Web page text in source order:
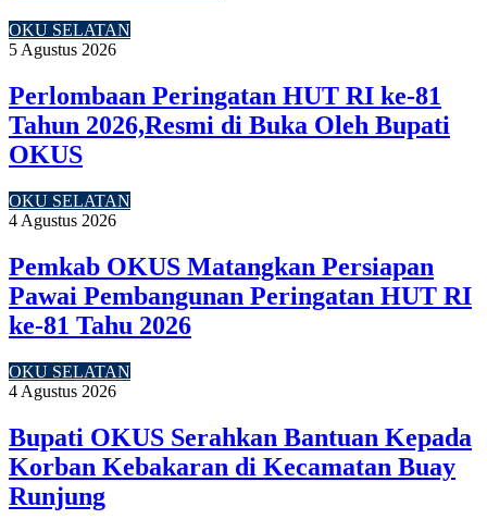
OKU SELATAN
5 Agustus 2026
Perlombaan Peringatan HUT RI ke-81
Tahun 2026,Resmi di Buka Oleh Bupati
OKUS
OKU SELATAN
4 Agustus 2026
Pemkab OKUS Matangkan Persiapan
Pawai Pembangunan Peringatan HUT RI
ke-81 Tahu 2026
OKU SELATAN
4 Agustus 2026
Bupati OKUS Serahkan Bantuan Kepada
Korban Kebakaran di Kecamatan Buay
Runjung